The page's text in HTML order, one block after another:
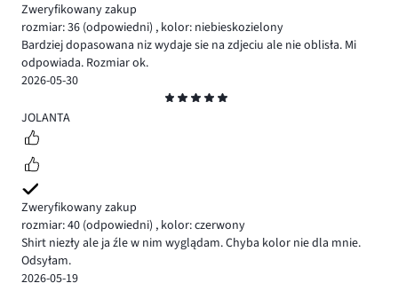
Zweryfikowany zakup
rozmiar: 36 (odpowiedni) , kolor: niebieskozielony
Bardziej dopasowana niz wydaje sie na zdjeciu ale nie oblisła. Mi
odpowiada. Rozmiar ok.
2026-05-30
5
JOLANTA
Zweryfikowany zakup
rozmiar: 40 (odpowiedni) , kolor: czerwony
Shirt niezły ale ja źle w nim wyglądam. Chyba kolor nie dla mnie.
Odsyłam.
2026-05-19